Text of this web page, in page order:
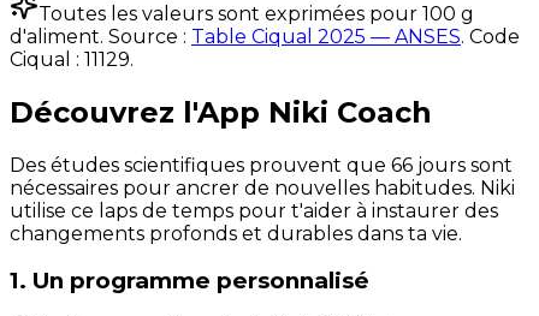
Toutes les valeurs sont exprimées pour 100 g
d'aliment. Source : Table Ciqual 2025 — ANSES. Code
Ciqual : 11129.
Découvrez l'App Niki Coach
Des études scientifiques prouvent que 66 jours sont
nécessaires pour ancrer de nouvelles habitudes. Niki
utilise ce laps de temps pour t'aider à instaurer des
changements profonds et durables dans ta vie.
1. Un programme personnalisé